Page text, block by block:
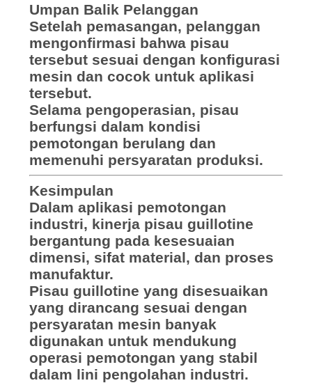
Umpan Balik Pelanggan
Setelah pemasangan, pelanggan
mengonfirmasi bahwa pisau
tersebut sesuai dengan konfigurasi
mesin dan cocok untuk aplikasi
tersebut.
Selama pengoperasian, pisau
berfungsi dalam kondisi
pemotongan berulang dan
memenuhi persyaratan produksi.
Kesimpulan
Dalam aplikasi pemotongan
industri, kinerja pisau guillotine
bergantung pada kesesuaian
dimensi, sifat material, dan proses
manufaktur.
Pisau guillotine yang disesuaikan
yang dirancang sesuai dengan
persyaratan mesin banyak
digunakan untuk mendukung
operasi pemotongan yang stabil
dalam lini pengolahan industri.